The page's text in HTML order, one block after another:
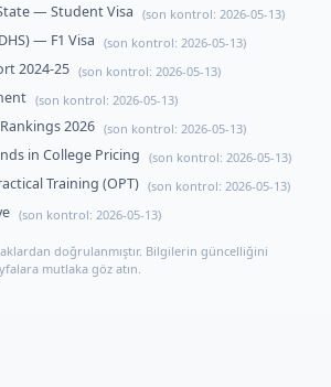
— Student Visa (son kontrol: 2026-05-13)
— F1 Visa (son kontrol: 2026-05-13)
2024-25 (son kontrol: 2026-05-13)
(son kontrol: 2026-05-13)
2026 (son kontrol: 2026-05-13)
in College Pricing (son kontrol: 2026-05-13)
Training (OPT) (son kontrol: 2026-05-13)
(son kontrol: 2026-05-13)
doğrulanmıştır. Bilgilerin güncelliğini
mutlaka göz atın.